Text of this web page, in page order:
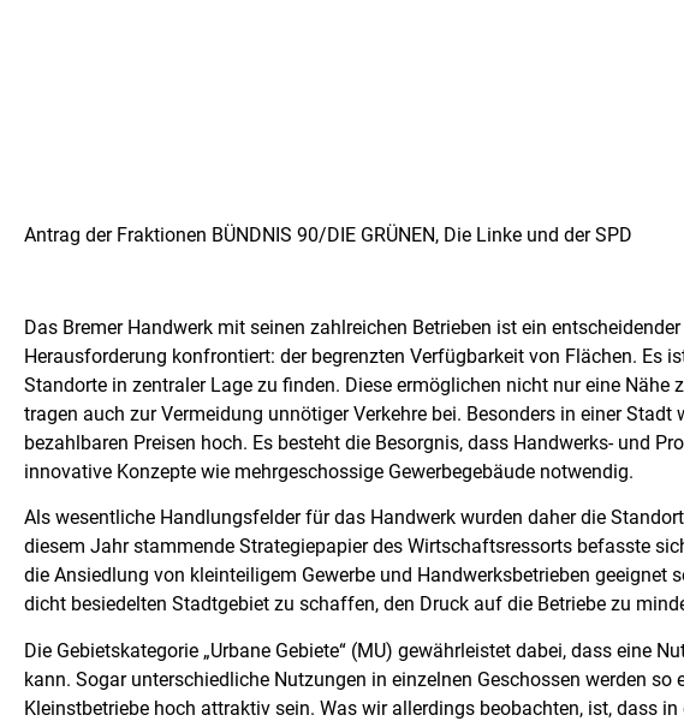
Antrag der Fraktionen BÜNDNIS 90/DIE GRÜNEN, Die Linke und der SPD
Das Bremer Handwerk mit seinen zahlreichen Betrieben ist ein
Herausforderung konfrontiert: der begrenzten Verfügbarkeit von Flächen. Es
Standorte in zentraler Lage zu finden. Diese ermöglichen nicht nur eine
tragen auch zur Vermeidung unnötiger Verkehre bei. Besonders in einer
bezahlbaren Preisen hoch. Es besteht die Besorgnis, dass Handwerks- und
innovative Konzepte wie mehrgeschossige Gewerbegebäude notwendig.
Als wesentliche Handlungsfelder für das Handwerk wurden daher die
diesem Jahr stammende Strategiepapier des Wirtschaftsressorts befasste
die Ansiedlung von kleinteiligem Gewerbe und Handwerksbetrieben
dicht besiedelten Stadtgebiet zu schaffen, den Druck auf die Betriebe zu
Die Gebietskategorie „Urbane Gebiete“ (MU) gewährleistet dabei, dass eine
kann. Sogar unterschiedliche Nutzungen in einzelnen Geschossen werden
Kleinstbetriebe hoch attraktiv sein. Was wir allerdings beobachten, ist, dass